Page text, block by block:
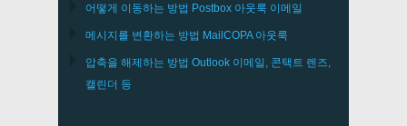
어떻게 이동하는 방법 Postbox 아웃룩 이메일
메시지를 변환하는 방법 MailCOPA아웃룩
압축을 해제하는 방법 Outlook 이메일, 콘택트 렌즈,
캘린더 등